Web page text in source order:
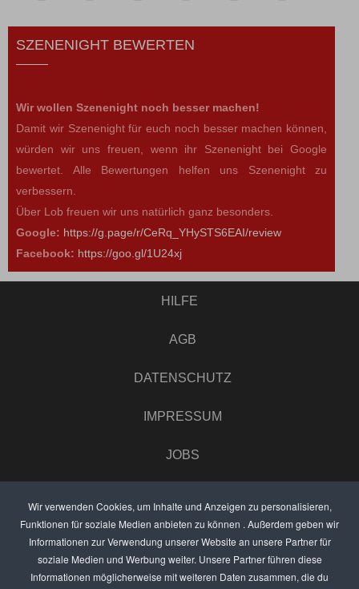
Wir verwenden Cookies, um Inhalte und Anzeigen zu personalisieren,
Funktionen für soziale Medien anbieten zu können . Außerdem geben wir
Informationen zur Verwendung unserer Website an unsere Partner für
soziale Medien und Werbung weiter. Unsere Partner führen diese
Informationen möglicherweise mit weiteren Daten zusammen, die du
SZENENIGHT BEWERTEN
Wir wollen Szenenight noch besser machen!
Damit wir Szenenight für euch noch besser machen können,
würden wir uns freuen, wenn ihr Szenenight bei Google
bewertet. Alle Bewertungen helfen uns Szenenight zu
verbessern.
Über Lob freuen wir uns natürlich ganz besonders.
Google: https://g.page/r/CeRq_YHySTS6EAI/review
Facebook: https://goo.gl/1U24xj
HILFE
AGB
DATENSCHUTZ
IMPRESSUM
JOBS
ANZEIGEN PREISE
BEWERTET UNS